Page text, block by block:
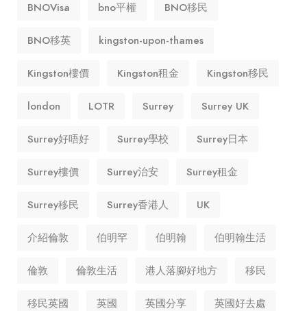
BNOVisa bno平權 BNO移民
BNO移英 kingston-upon-thames
Kingston樓價 Kingston租金 Kingston移民
london LOTR Surrey Surrey UK
Surrey好唔好 Surrey學校 Surrey日本
Surrey樓價 Surrey治安 Surrey租金
Surrey移民 Surrey香港人 UK
介紹倫敦 伯明罕 伯明翰 伯明翰生活
倫敦 倫敦生活 港人落腳好地方 移民
移民英國 英國 英國分享 英國好去處